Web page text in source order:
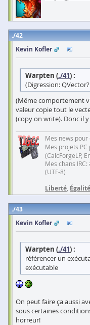
42
Kevin Kofler
Warpten (./41) :
(Digression:
(Même comportement
valeur copie tout le
(copy on write). Donc il
Mes news pour
Mes projets PC
(CalcForgeLP,
Mes chans
(UTF-8)
Liberté Égalité
43
Kevin Kofler
Warpten (./41) :
référencer un
exécutable
On peut faire ça aussi
sous certaines
horreur!